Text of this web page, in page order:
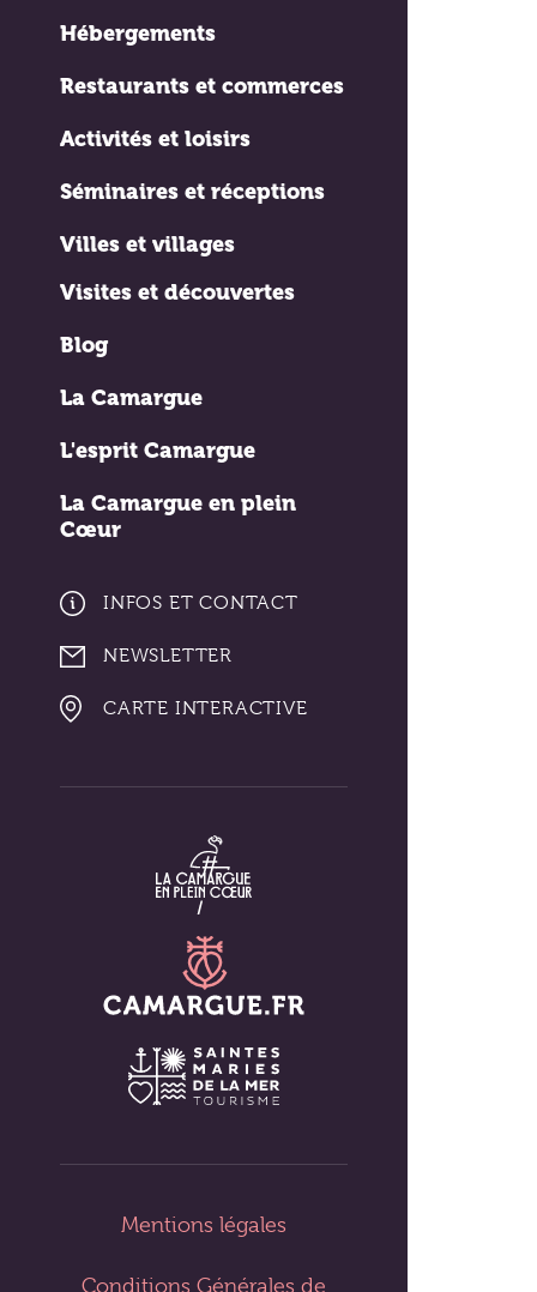
Hébergements
Restaurants et commerces
Activités et loisirs
Séminaires et réceptions
Villes et villages
Visites et découvertes
Blog
La Camargue
L'esprit Camargue
La Camargue en plein
Cœur
INFOS ET CONTACT
NEWSLETTER
CARTE INTERACTIVE
Mentions légales
Conditions Générales de